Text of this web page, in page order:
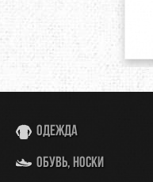
Одежда
Обувь, носки